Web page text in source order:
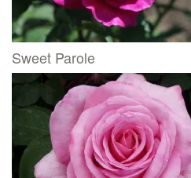
Sweet Parole